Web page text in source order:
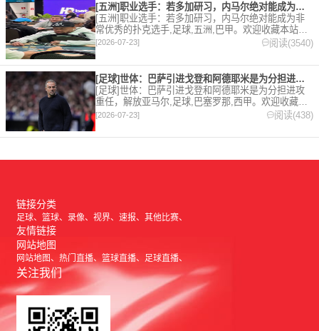
[五洲]职业选手：若多加研习，内马尔绝对能成为非常优秀的扑克
[五洲]职业选手：若多加研习，内马尔绝对能成为非
常优秀的扑克选手,足球,五洲,巴甲。欢迎收藏本站，
24小时为你更新最新的足球，篮球体育资讯。
[2026-07-23] 阅读(3540)
[足球]世体：巴萨引进戈登和阿德耶米是为分担进攻重任，解放亚
[足球]世体：巴萨引进戈登和阿德耶米是为分担进攻
重任，解放亚马尔,足球,巴塞罗那,西甲。欢迎收藏本
站，24小时为你更新最新的足球，篮球体育资讯。
[2026-07-23] 阅读(438)
链接分类
足球 篮球 录像 视界 速报 其他比赛
友情链接
网站地图
网站地图 热门直播 篮球直播 足球直播
关注我们